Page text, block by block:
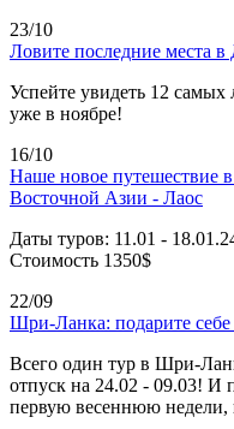
23/10
Ловите последние места в
Успейте увидеть 12 самых
уже в ноябре!
16/10
Наше новое путешествие
Восточной Азии - Лаос
Даты туров: 11.01 -
Стоимость 1350$
22/09
Шри-Ланка: подарите
Всего один тур в Шри-
отпуск на 24.02 - 09.03! И
первую весеннюю недели,